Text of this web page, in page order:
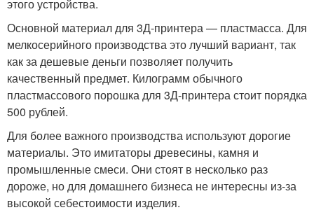
этого устройства.
Основной материал для 3Д-принтера — пластмасса. Для
мелкосерийного производства это лучший вариант, так
как за дешевые деньги позволяет получить
качественный предмет. Килограмм обычного
пластмассового порошка для 3Д-принтера стоит порядка
500 рублей.
Для более важного производства используют дорогие
материалы. Это имитаторы древесины, камня и
промышленные смеси. Они стоят в несколько раз
дороже, но для домашнего бизнеса не интересны из-за
высокой себестоимости изделия.